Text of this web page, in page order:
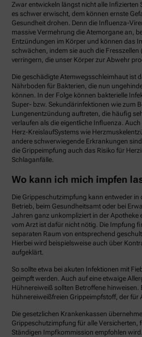
Zwar entwickeln längst nicht alle Infizierten
es schwer erwischt, dem können ernste
Gesundheit drohen. Denn die Influenza-
massive Vermehrung die Atemorgane an,
Entzündungen im Körper und können das
schwächen, indem sie auch die
verringern, die unser Körper zur Abwehr
Die geschädigte Atemwegsschleimhaut ist
Nährboden für Bakterien, die nun
können. In der Folge können bakterielle
Super- bzw. Sekundärinfektionen wie zum
Lungenentzündung auftreten, die häufig
verlaufen als die eigentliche Influenza.
Herz-KreislaufSystems wie
andere schwerwiegende Erkrankungen
die Grippeimpfung auch das Risiko für
Schlaganfälle.
Wo kann ich mich impfen
Die Grippeschutzimpfung kann entweder in
Betrieb, beim Gesundheitsamt oder bei
Jahren ganz unkompliziert in der Apotheke
vom Arzt ist dafür nicht nötig. Die Impfung
separaten Raum von entsprechend
Hierbei wird beispielsweise auch über
aufgeklärt.
So sollte etwa bei akuten Infektionen mit
geimpft werden. Auch auf eine etwaige
Hühnereiweiß sollten Betroffene hinweisen.
hühnereiweißfreien Grippeimpfstoff, der für
Die gesetzlichen Krankenkassen
Grippeschutzimpfung für alle Versicherten,
Ständigen Impfkommission empfohlen